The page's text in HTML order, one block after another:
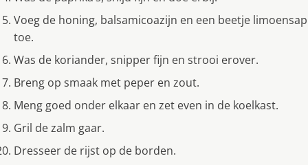
Voeg de honing, balsamicoazijn en een beetje limoensap
toe.
Was de koriander, snipper fijn en strooi erover.
Breng op smaak met peper en zout.
Meng goed onder elkaar en zet even in de koelkast.
Gril de zalm gaar.
Dresseer de rijst op de borden.